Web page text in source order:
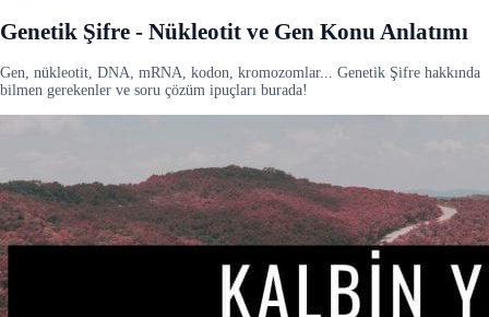
Genetik Şifre - Nükleotit ve Gen Konu Anlatımı
Gen, nükleotit, DNA, mRNA, kodon, kromozomlar... Genetik Şifre hakkında
bilmen gerekenler ve soru çözüm ipuçları burada!